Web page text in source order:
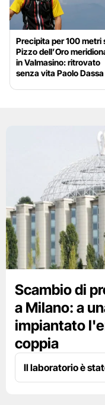
Precipita per 100 metri
Pizzo dell’Oro
in Valmasino: ritrovato
senza vita Paolo Dassa
Scambio di
a Milano: a
impiantato
coppia
Il laboratorio è